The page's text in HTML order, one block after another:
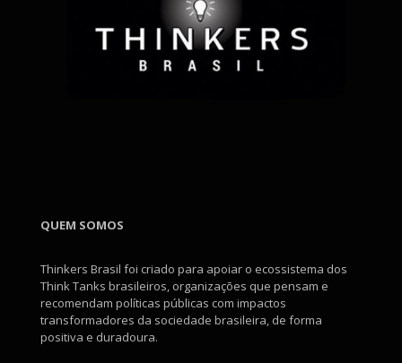
QUEM SOMOS
Thinkers Brasil foi criado para apoiar o ecossistema dos
Think Tanks brasileiros, organizações que pensam e
recomendam políticas públicas com impactos
transformadores da sociedade brasileira, de forma
positiva e duradoura.